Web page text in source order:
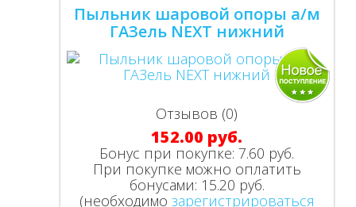
Пыльник шаровой опоры а/м
ГАЗель NEXT нижний
Отзывов (0)
152.00 руб.
Бонус при покупке:7.60 руб.
При покупке можно оплатить
бонусами: 15.20 руб.
(необходимо зарегистрироваться